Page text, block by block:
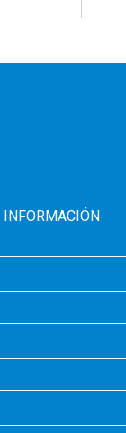
INFORMACIÓN